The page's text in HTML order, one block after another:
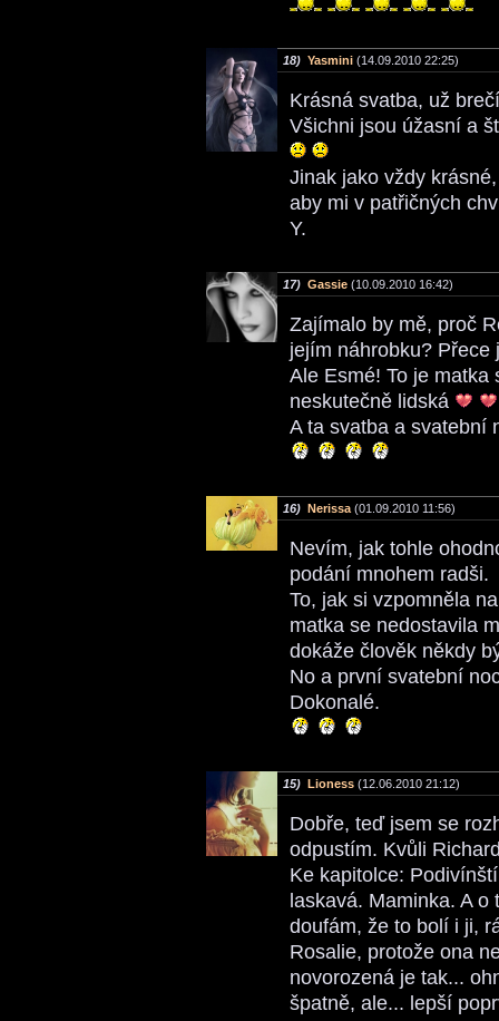
18) Yasmini (14.09.2010 22:25)
Krásná svatba, už
Všichni jsou úžasní a
Jinak jako vždy
aby mi v patřičných
Y.
17) Gassie (10.09.2010 16:42)
Zajímalo by mě, proč
jejím náhrobku? Přece
Ale Esmé! To je
neskutečně lidská
A ta svatba a svatební
16) Nerissa(01.09.2010 11:56)
Nevím, jak tohle
podání mnohem radši.
To, jak si vzpomněla
matka se nedostavila
dokáže člověk někdy
No a první svatební
Dokonalé.
15) Lioness (12.06.2010 21:12)
Dobře, teď jsem se
odpustím. Kvůli
Ke kapitolce:
laskavá. Maminka. A
doufám, že to bolí i ji,
Rosalie, protože ona
novorozená je tak...
špatně, ale... lepší